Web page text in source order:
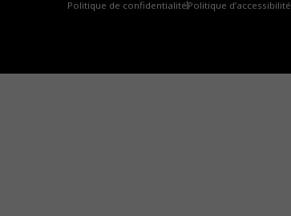
Politique de confidentialité Politique d’accessibilité